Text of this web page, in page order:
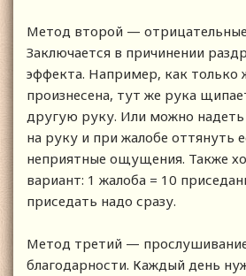
Метод второй —
Заключается в причинении
эффекта. Например, как только
произнесена, тут же рука
другую руку. Или можно надеть
на руку и при жалобе оттянуть
неприятные ощущения. Также
вариант: 1 жалоба = 10
приседать надо сразу.
Метод третий —
благодарности. Каждый день